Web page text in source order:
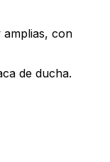
amplias, con
de ducha.